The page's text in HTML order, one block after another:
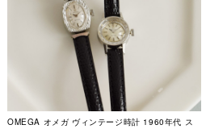
OMEGA オメガ ヴィンテージ時計 1960年代 ス